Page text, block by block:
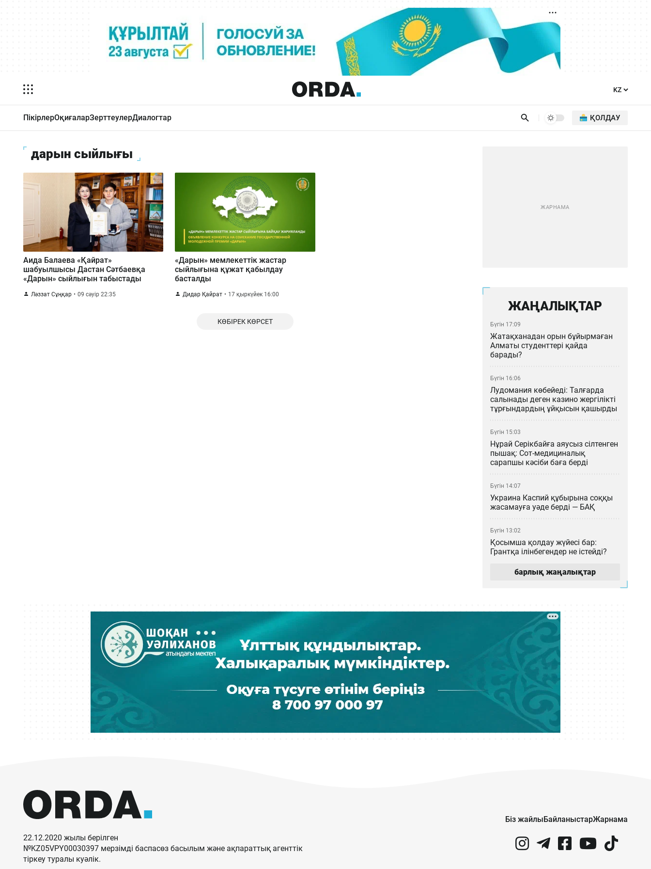
ПікірлерОқиғаларЗерттеулерДиалогтар ҚОЛДАУ
дарын сыйлығы
Аида Балаева «Қайрат»
шабуылшысы Дастан Сәтбаевқа
«Дарын» сыйлығын табыстады
Ләззат Сұңқар 09 сәуір 22:35
«Дарын» мемлекеттік жастар
сыйлығына құжат қабылдау
басталды
Дидар Қайрат 17 қыркүйек 16:00
КӨБІРЕК КӨРСЕТ
ЖАҢАЛЫҚТАР
Бүгін 17:09
Жатақханадан орын бұйырмаған
Алматы студенттері қайда
барады?
Бүгін 16:06
Лудомания көбейеді: Талғарда
салынады деген казино жергілікті
тұрғындардың ұйқысын қашырды
Бүгін 15:03
Нұрай Серікбайға аяусыз сілтенген
пышақ: Сот-медициналық
сарапшы кәсіби баға берді
Бүгін 14:07
Украина Каспий құбырына соққы
жасамауға уәде берді — БАҚ
Бүгін 13:02
Қосымша қолдау жүйесі бар:
Грантқа ілінбегендер не істейді?
Бүгін 12:04
жоқ
Астана – Арқалық бағытында
Starlink спутниктік интернеті бар
жаңа пойыз қатынайды
Бүгін 10:05
Қайрат Сатыбалдының жыр
болған «Байсат» базары ақыры
қаржыландырылмай, ойыншылар
барлық жаңалықтар
22.12.2020 жылы берілген
№KZ05VPY00030397 мерзімді баспасөз басылым және ақпараттық агенттік
тіркеу туралы куәлік.
Біз жайлыБайланыстарЖарнама